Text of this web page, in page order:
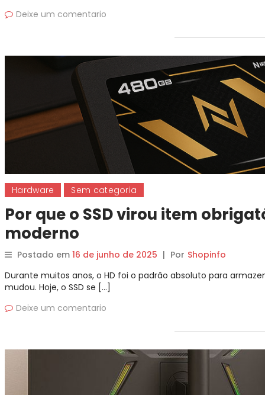
Deixe um comentario
Hardware Sem categoria
Por que o SSD virou item
moderno
Postado em 16 de junho de 2025 | Por Shopinfo
Durante muitos anos, o HD foi o padrão absoluto para
mudou. Hoje, o SSD se […]
Deixe um comentario